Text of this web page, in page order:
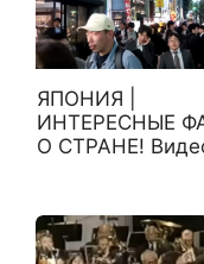
ЯПОНИЯ |
ИНТЕРЕСНЫЕ
О СТРАНЕ!